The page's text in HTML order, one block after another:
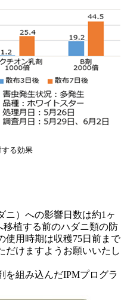
る効果
ニ）への影響日数は約1ヶ
植する前のハダニ類の防
使用時期は収穫75日前まで
だけますようお願いいたし
を組み込んだIPMプログラ